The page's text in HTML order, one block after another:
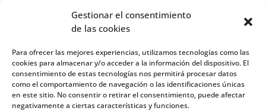
Gestionar el consentimiento
de las cookies
Para ofrecer las mejores experiencias, utilizamos tecnologías como las
cookies para almacenar y/o acceder a la información del dispositivo. El
consentimiento de estas tecnologías nos permitirá procesar datos
como el comportamiento de navegación o las identificaciones únicas
en este sitio. No consentir o retirar el consentimiento, puede afectar
negativamente a ciertas características y funciones.